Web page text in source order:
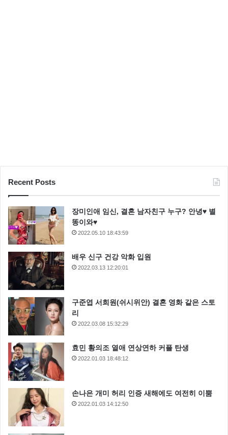
Recent Posts
장미인애 임신, 결혼 남자친구 누구? 안녕♥ 별
똥이와♥
2022.05.10 18:43:59
배우 신구 건강 악화 입원
2022.03.13 12:20:01
구준엽 서희원(쉬시위안) 결혼 영화 같은 스토
리
2022.03.08 15:32:29
효민 황의조 열애 연상연하 커플 탄생
2022.01.03 18:48:12
손나은 개미 허리 인증 새해에도 여전히 이뿜
2022.01.03 14:12:50